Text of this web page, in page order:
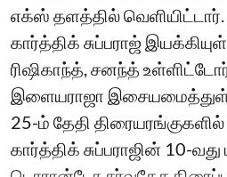
எக்ஸ் தளத்தில் வெளியிட்டார்.
கார்த்திக் சுப்பராஜ்
ரிஷிகாந்த், சனந்த்
இளையராஜா
25-ம் தேதி
கார்த்திக் சுப்பராஜின் 10-வது